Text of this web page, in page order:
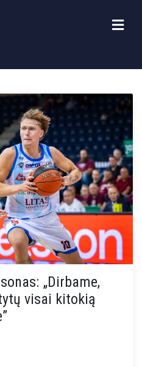
„Dirbame,
visai kitokią